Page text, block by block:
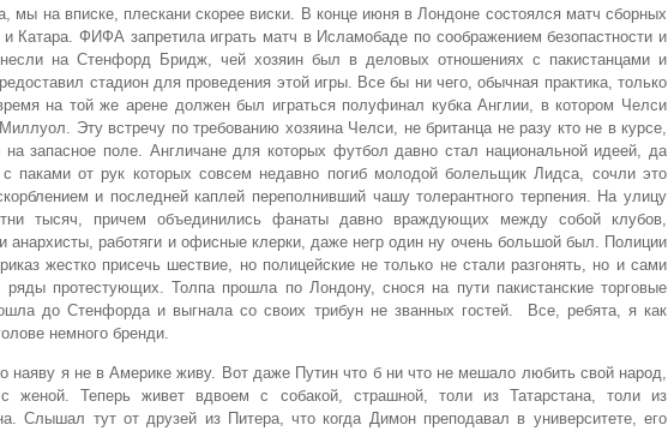
мы на вписке, плескани скорее виски. В конце июня в Лондоне состоялся матч сборных
и Катара. ФИФА запретила играть матч в Исламобаде по соображением безопастности и
на Стенфорд Бридж, чей хозяин был в деловых отношениях с пакистанцами и
стадион для проведения этой игры. Все бы ни чего, обычная практика, только
на той же арене должен был играться полуфинал кубка Англии, в котором Челси
Эту встречу по требованию хозяина Челси, не британца не разу кто не в курсе,
на запасное поле. Англичане для которых футбол давно стал национальной идеей, да
паками от рук которых совсем недавно погиб молодой болельщик Лидса, сочли это
и последней каплей переполнивший чашу толерантного терпения. На улицу
тысяч, причем объединились фанаты давно враждующих между собой клубов,
анархисты, работяги и офисные клерки, даже негр один ну очень большой был. Полиции
жестко присечь шествие, но полицейские не только не стали разгонять, но и сами
ряды протестующих. Толпа прошла по Лондону, снося на пути пакистанские торговые
до Стенфорда и выгнала со своих трибун не званных гостей. Все, ребята, я как
немного бренди.
наяву я не в Америке живу. Вот даже Путин что б ни что не мешало любить свой народ,
с женой. Теперь живет вдвоем с собакой, страшной, толи из Татарстана, толи из
Слышал тут от друзей из Питера, что когда Димон преподавал в университете, его